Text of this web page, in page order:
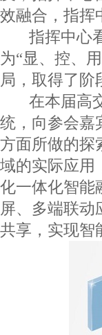
效融合，指挥
指挥中心看
为“显、控、
局，取得了阶
在本届高交
统，向参会嘉
方面所做的探
域的实际应用
化一体化智能
屏、多端联动
共享，实现智